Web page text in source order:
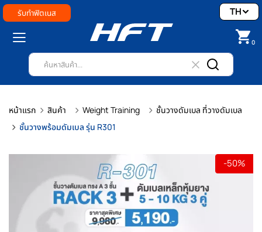
รับทำฟิตเนส
0
TH
หน้าแรก สินค้า Weight Training
ชั้นวางดัมเบล ที่วางดัมเบล
ชั้นวางพร้อมดัมเบล รุ่น R301
-50%